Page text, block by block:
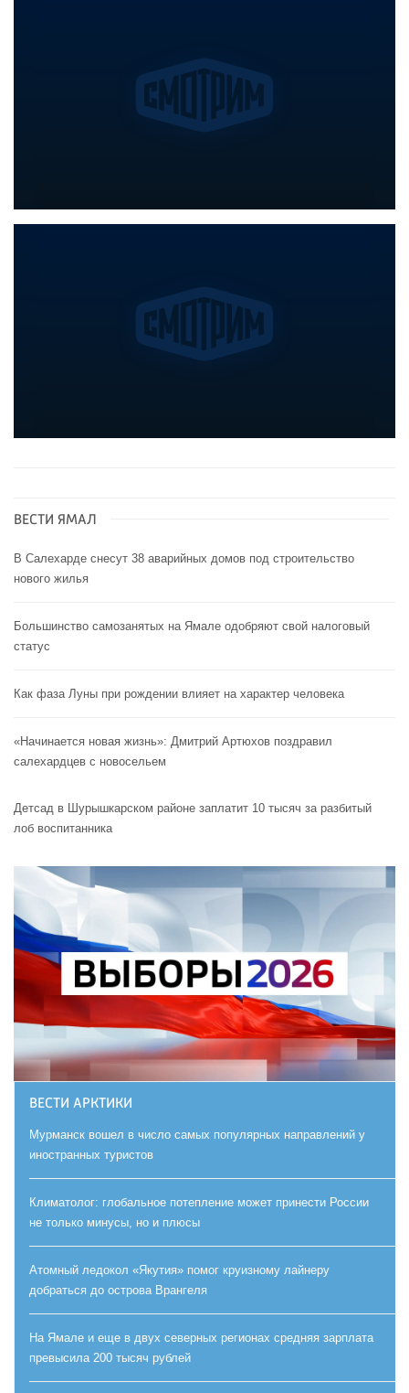
ВЕСТИ ЯМАЛ
В Салехарде снесут 38 аварийных домов под строительство
нового жилья
Большинство самозанятых на Ямале одобряют свой налоговый
статус
Как фаза Луны при рождении влияет на характер человека
«Начинается новая жизнь»: Дмитрий Артюхов поздравил
салехардцев с новосельем
Детсад в Шурышкарском районе заплатит 10 тысяч за разбитый
лоб воспитанника
ВЕСТИ АРКТИКИ
Мурманск вошел в число самых популярных направлений у
иностранных туристов
Климатолог: глобальное потепление может принести России
не только минусы, но и плюсы
Атомный ледокол «Якутия» помог круизному лайнеру
добраться до острова Врангеля
На Ямале и еще в двух северных регионах средняя зарплата
превысила 200 тысяч рублей